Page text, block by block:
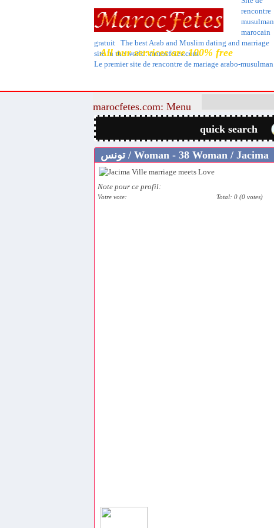
All our services are 100% free
rencontre
musulman
marocain
gratuit The best Arab and Muslim dating and marriage
site in the world: marocfetes.com
Le premier site de rencontre de mariage arabo-musulman
marocfetes.com: Menu
quick search
تونس / Woman - 38 Woman / Jacima
Note pour ce profil:
Votre vote: Total: 0 (0 votes)